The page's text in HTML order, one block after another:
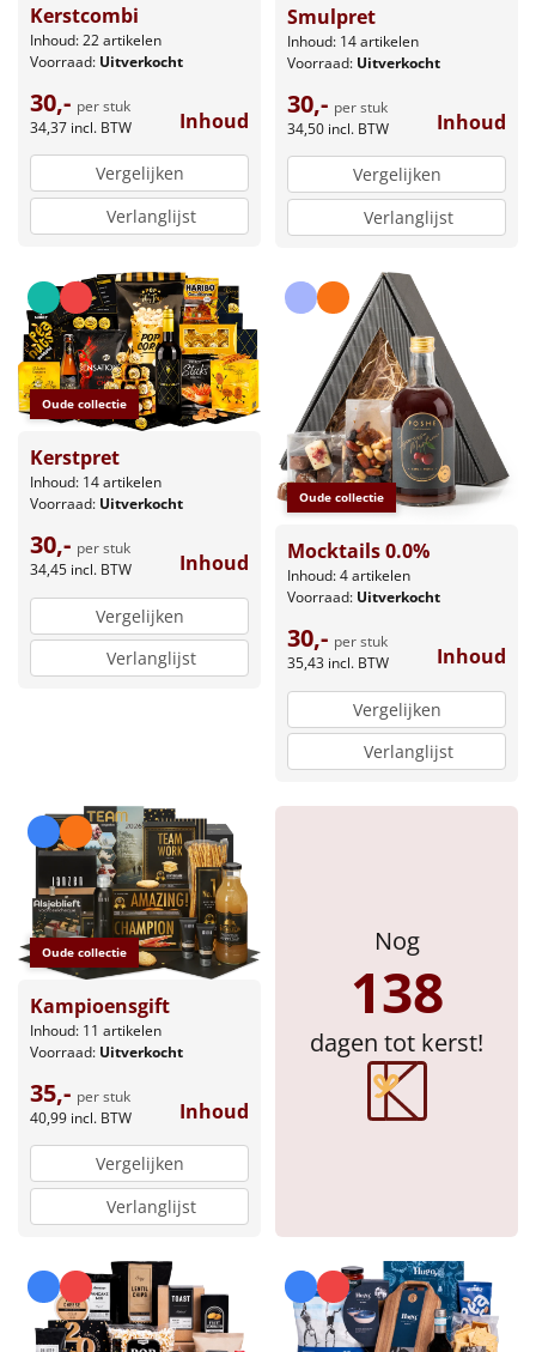
Kerstcombi
Inhoud: 22 artikelen
Voorraad: Uitverkocht
30,- per stuk
34,37 incl. BTW Inhoud
Vergelijken
Verlanglijst
Smulpret
Inhoud: 14 artikelen
Voorraad: Uitverkocht
30,- per stuk
34,50 incl. BTW Inhoud
Vergelijken
Verlanglijst
Oude collectie
Kerstpret
Inhoud: 14 artikelen
Voorraad: Uitverkocht
30,- per stuk
34,45 incl. BTW Inhoud
Vergelijken
Verlanglijst
Oude collectie
Mocktails 0.0%
Inhoud: 4 artikelen
Voorraad: Uitverkocht
30,- per stuk
35,43 incl. BTW Inhoud
Vergelijken
Verlanglijst
Oude collectie
Kampioensgift
Inhoud: 11 artikelen
Voorraad: Uitverkocht
35,- per stuk
40,99 incl. BTW Inhoud
Vergelijken
Verlanglijst
Nog
138
dagen tot kerst!